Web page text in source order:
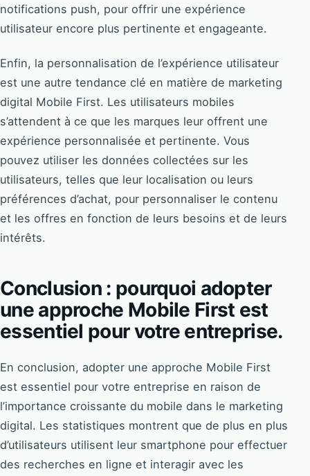
notifications push, pour offrir une expérience
utilisateur encore plus pertinente et engageante.
Enfin, la personnalisation de l’expérience utilisateur
est une autre tendance clé en matière de marketing
digital Mobile First. Les utilisateurs mobiles
s’attendent à ce que les marques leur offrent une
expérience personnalisée et pertinente. Vous
pouvez utiliser les données collectées sur les
utilisateurs, telles que leur localisation ou leurs
préférences d’achat, pour personnaliser le contenu
et les offres en fonction de leurs besoins et de leurs
intérêts.
Conclusion : pourquoi adopter
une approche Mobile First est
essentiel pour votre entreprise.
En conclusion, adopter une approche Mobile First
est essentiel pour votre entreprise en raison de
l’importance croissante du mobile dans le marketing
digital. Les statistiques montrent que de plus en plus
d’utilisateurs utilisent leur smartphone pour effectuer
des recherches en ligne et interagir avec les